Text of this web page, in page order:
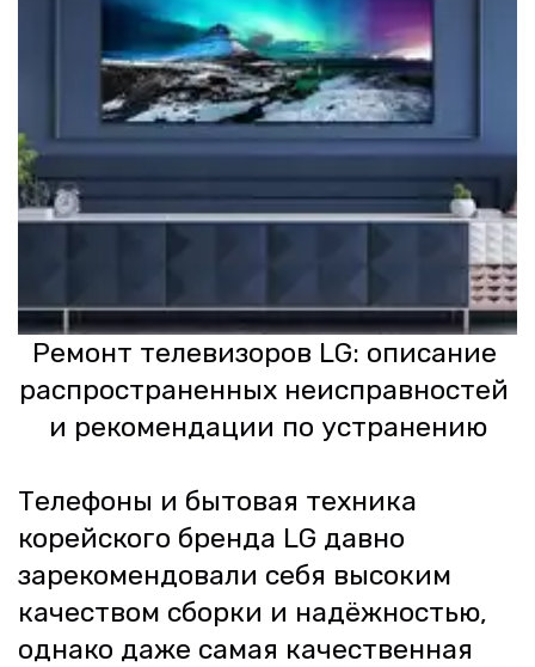
Ремонт телевизоров LG: описание
распространенных неисправностей
и рекомендации по устранению
Телефоны и бытовая техника
корейского бренда LG давно
зарекомендовали себя высоким
качеством сборки и надёжностью,
однако даже самая качественная